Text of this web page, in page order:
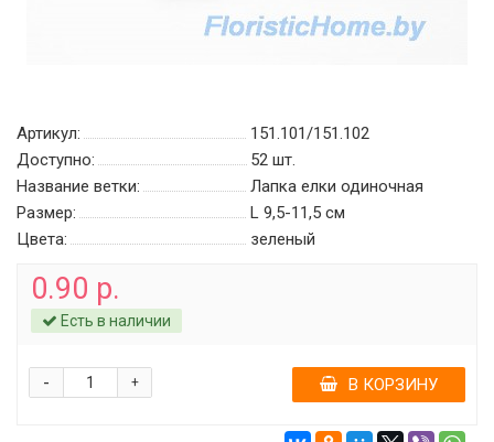
Артикул:
151.101/151.102
Доступно:
52 шт.
Название ветки:
Лапка елки одиночная
Размер:
L 9,5-11,5 см
Цвета:
зеленый
0.90 р.
Есть в наличии
+
- В КОРЗИНУ